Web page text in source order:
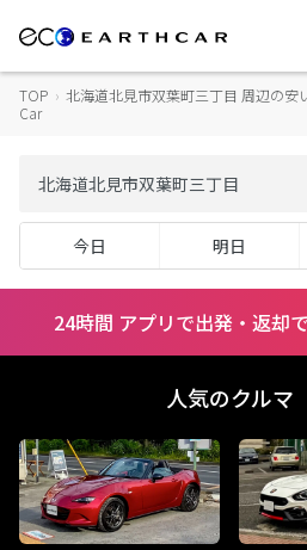
TOP › 北海道北見市双葉町三丁目 周辺の安
Car
今日 明日
24時間 アプリで出発・返却
人気のクルマ